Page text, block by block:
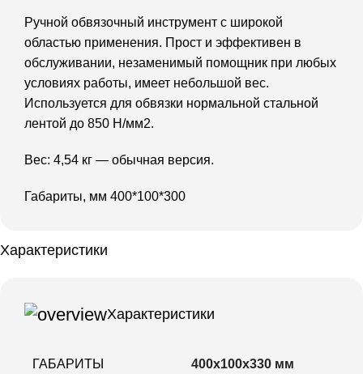
Ручной обвязочный инструмент с широкой
областью применения. Прост и эффективен в
обслуживании, незаменимый помощник при любых
условиях работы, имеет небольшой вес.
Используется для обвязки нормальной стальной
лентой до 850 Н/мм2.
Вес: 4,54 кг — обычная версия.
Габариты, мм 400*100*300
Характеристики
Характеристики
ГАБАРИТЫ 400х100х330 мм